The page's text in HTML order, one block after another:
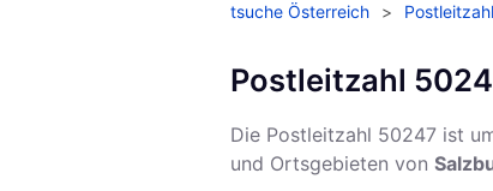
tsuche Österreich >
Postleitzahl
Die Postleitzahl 50247 ist
und Ortsgebieten von